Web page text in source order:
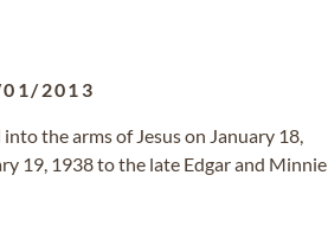
2013
the arms of Jesus on January 18,
19, 1938 to the late Edgar and Minnie